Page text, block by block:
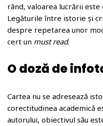
rând, valoarea lucrării
Legăturile între istorie și
despre repetarea unor
cert un must read.
O doză de
Cartea nu se adresează
corectitudinea academică
autorului, obiectivul său